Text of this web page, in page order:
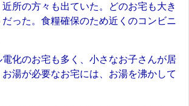
所の方々も出ていた。どのお宅も大き
った。食糧確保のため近くのコンビニ
化のお宅も多く、小さなお子さんが居
湯が必要なお宅には、お湯を沸かして